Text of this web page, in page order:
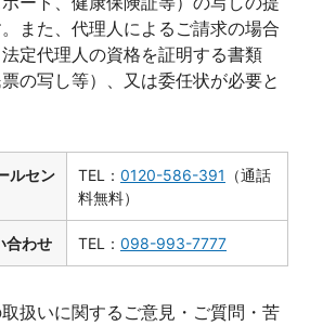
また、代理人によるご請求の場合
定代理人の資格を証明する書類
票の写し等）、又は委任状が必要と
ルセン
TEL： 0120-586-391
（通話
料無料）
合わせ TEL： 098-993-7777
扱いに関するご意見・ご質問・苦